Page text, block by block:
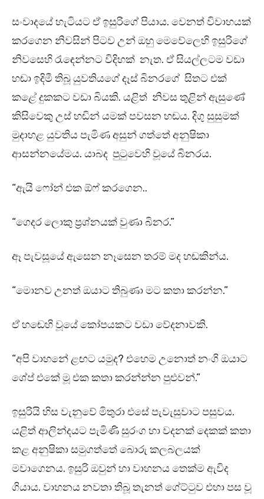
සංවාදයේ හැටියට ඒ ඉසුරිගේ පියාය. වෙනත් විවාහයක්
කරගෙන නිවසින් පිටව උන් ඔහු මෙවේලෙහි ඉසුරිගේ
නිවසෙහි රැඳෙන්නට විදිහක් නැත. ඒ සියල්ලටම වඩා
හඬා ඉදිමී තිබූ යුවතියගේ දෑස් බිනරගේ සිතට එක්
කළේ දුකකට වඩා බියකි. යළිත් නිවස තුළින් ඇසුණේ
කිසිවෙකු උස් හඬින් යමක් පවසන හඬය. දිගු සුසුමක්
මුදාහළ යුවතිය පැමිණ අසුන් ගත්තේ අනුෂිකා
ආසන්නයේමය. යාබද පුටුවෙහි වූයේ බිනරය.
“ඇයි ෆෝන් එක ඕෆ් කරගෙන..
“ගෙදර ලොකු ප්‍රශ්නයක් වුණා බිනර.”
ඈ පැවසූයේ ඇසෙන නෑසෙන තරම් මද හඬකින්ය.
“මොනව උනත් ඔයාට තිබුණා මට කතා කරන්න.”
ඒ හඬෙහි වූයේ කෝපයකට වඩා වේදනාවකි.
“අපි වාහනේ ළඟට යමුද? එහෙම උනොත් නංගි ඔයාට
ශේප් එකේ මූ එක කතා කරන්න්න පුළුවන්.”
ඉසුරියි හිස වැනුවේ මිතුරා එසේ පැවැසුවාට පසුවය.
යළිත් ආලින්දයට පැමිණි සුරංග හා වදනක් දෙකක් කතා
කළ අනුෂිකා සමුගත්තේ බොරු කලබලයක්
මවාගෙනය. ඉසුරි ඔවුන් හා වාහනය තෙක්ම ඇවිද
ගියාය. වාහනය නවතා තිබූ තැනත් ගේට්ටුව එහා පස වූ